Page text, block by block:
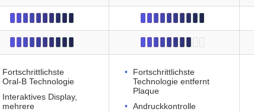
Fortschrittlichste
Oral-B Technologie
Interaktives Display,
mehrere
Fortschrittlichste
Technologie entfernt
Plaque
Andruckkontrolle